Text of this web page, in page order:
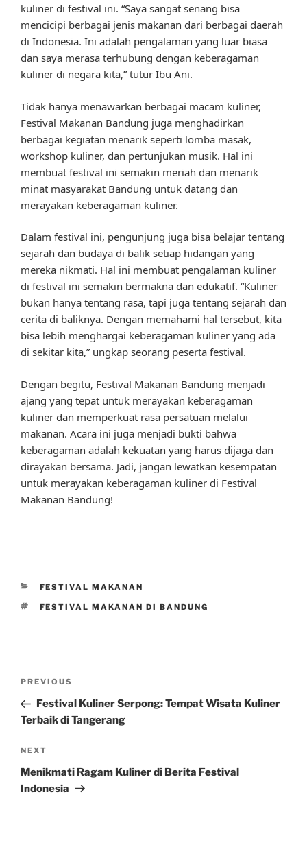
kuliner di festival ini. “Saya sangat senang bisa
mencicipi berbagai jenis makanan dari berbagai daerah
di Indonesia. Ini adalah pengalaman yang luar biasa
dan saya merasa terhubung dengan keberagaman
kuliner di negara kita,” tutur Ibu Ani.
Tidak hanya menawarkan berbagai macam kuliner,
Festival Makanan Bandung juga menghadirkan
berbagai kegiatan menarik seperti lomba masak,
workshop kuliner, dan pertunjukan musik. Hal ini
membuat festival ini semakin meriah dan menarik
minat masyarakat Bandung untuk datang dan
merayakan keberagaman kuliner.
Dalam festival ini, pengunjung juga bisa belajar tentang
sejarah dan budaya di balik setiap hidangan yang
mereka nikmati. Hal ini membuat pengalaman kuliner
di festival ini semakin bermakna dan edukatif. “Kuliner
bukan hanya tentang rasa, tapi juga tentang sejarah dan
cerita di baliknya. Dengan memahami hal tersebut, kita
bisa lebih menghargai keberagaman kuliner yang ada
di sekitar kita,” ungkap seorang peserta festival.
Dengan begitu, Festival Makanan Bandung menjadi
ajang yang tepat untuk merayakan keberagaman
kuliner dan memperkuat rasa persatuan melalui
makanan. Acara ini juga menjadi bukti bahwa
keberagaman adalah kekuatan yang harus dijaga dan
dirayakan bersama. Jadi, jangan lewatkan kesempatan
untuk merayakan keberagaman kuliner di Festival
Makanan Bandung!
CATEGORIES
FESTIVAL MAKANAN
TAGS
FESTIVAL MAKANAN DI BANDUNG
Previous
Post
PREVIOUS
Festival Kuliner Serpong: Tempat Wisata Kuliner
Terbaik di Tangerang
Next
Post
NEXT
Menikmati Ragam Kuliner di Berita Festival
Indonesia